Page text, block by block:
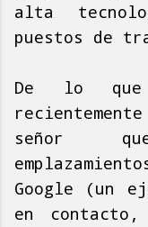
alta
puestos de
De lo que
señor
Google (un
en